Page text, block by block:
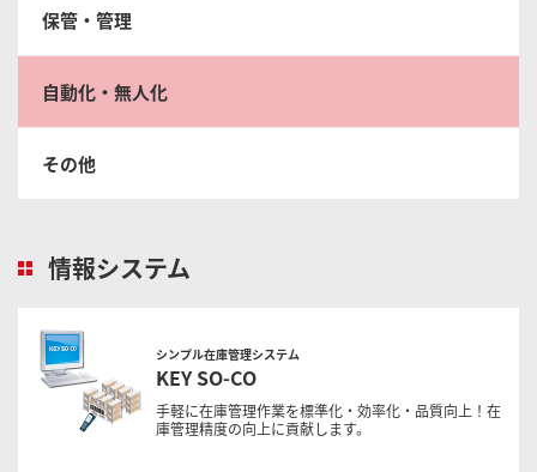
保管・管理
自動化・無人化
その他
情報システム
シンプル在庫管理システム
KEY SO-CO
手軽に在庫管理作業を標準化・効率化・品質向上！在
庫管理精度の向上に貢献します。